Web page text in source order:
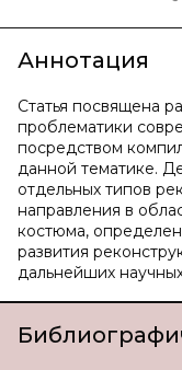
Аннотация
Статья посвящена
проблематики
посредством
данной тематике.
отдельных типов
направления в
костюма,
развития
дальнейших